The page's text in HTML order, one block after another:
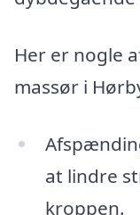
Her er nogle
massør i
at lindre
kroppen.